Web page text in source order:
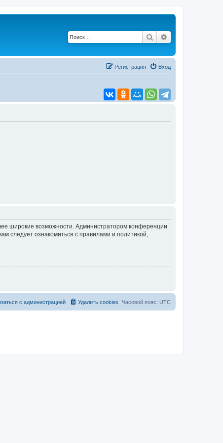
Поиск
Вход
Регистрация
широкие возможности. Администратором конференции
следует ознакомиться с правилами и политикой,
Часовой пояс: UTC
Удалить cookies
с администрацией